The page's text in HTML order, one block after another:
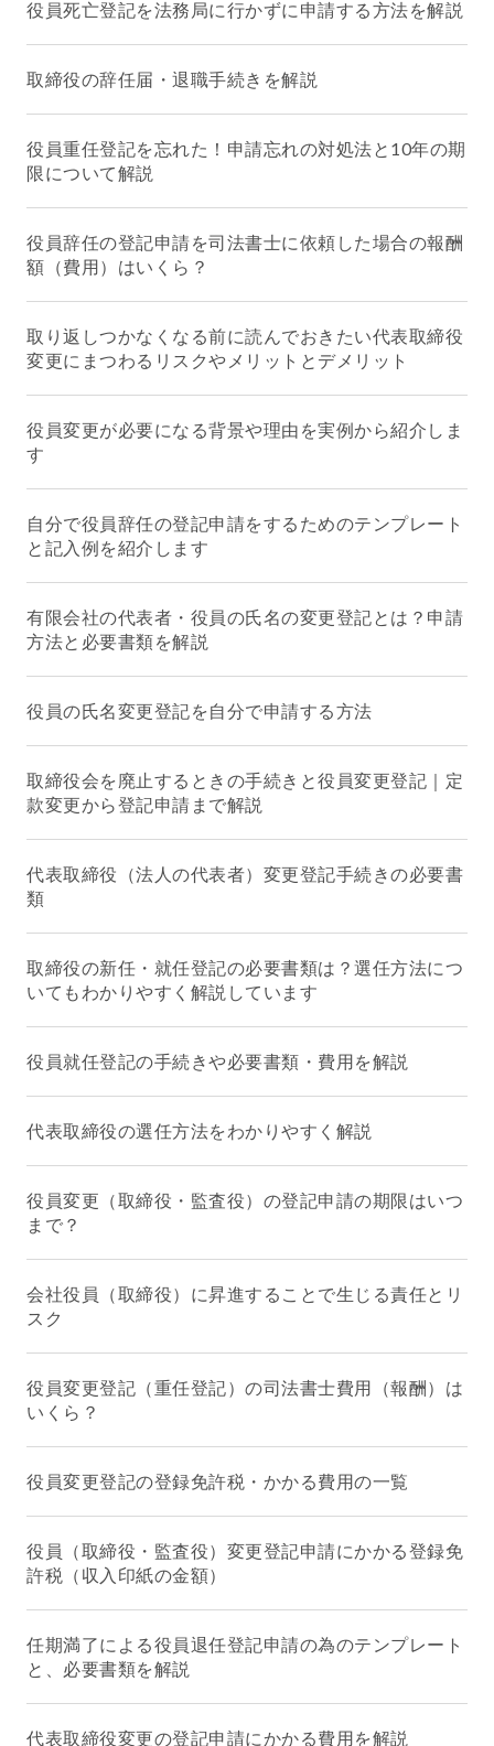
役員死亡登記を法務局に行かずに申請する方法を解説
取締役の辞任届・退職手続きを解説
役員重任登記を忘れた！申請忘れの対処法と10年の期
限について解説
役員辞任の登記申請を司法書士に依頼した場合の報酬
額（費用）はいくら？
取り返しつかなくなる前に読んでおきたい代表取締役
変更にまつわるリスクやメリットとデメリット
役員変更が必要になる背景や理由を実例から紹介しま
す
自分で役員辞任の登記申請をするためのテンプレート
と記入例を紹介します
有限会社の代表者・役員の氏名の変更登記とは？申請
方法と必要書類を解説
役員の氏名変更登記を自分で申請する方法
取締役会を廃止するときの手続きと役員変更登記｜定
款変更から登記申請まで解説
代表取締役（法人の代表者）変更登記手続きの必要書
類
取締役の新任・就任登記の必要書類は？選任方法につ
いてもわかりやすく解説しています
役員就任登記の手続きや必要書類・費用を解説
代表取締役の選任方法をわかりやすく解説
役員変更（取締役・監査役）の登記申請の期限はいつ
まで？
会社役員（取締役）に昇進することで生じる責任とリ
スク
役員変更登記（重任登記）の司法書士費用（報酬）は
いくら？
役員変更登記の登録免許税・かかる費用の一覧
役員（取締役・監査役）変更登記申請にかかる登録免
許税（収入印紙の金額）
任期満了による役員退任登記申請の為のテンプレート
と、必要書類を解説
代表取締役変更の登記申請にかかる費用を解説